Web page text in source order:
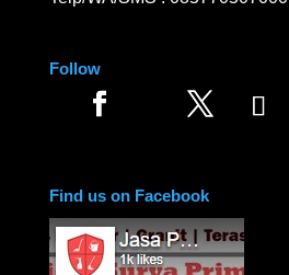
Follow
Find us on Facebook